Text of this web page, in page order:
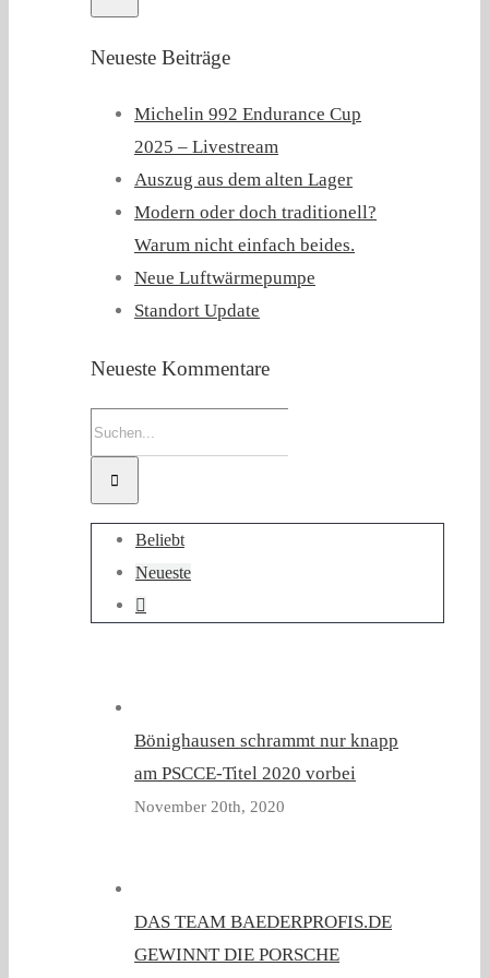
Neueste Beiträge
Michelin 992 Endurance Cup
2025 – Livestream
Auszug aus dem alten Lager
Modern oder doch traditionell?
Warum nicht einfach beides.
Neue Luftwärmepumpe
Standort Update
Neueste Kommentare
Suche
nach:
Beliebt
Neueste
Bönighausen schrammt nur knapp
am PSCCE-Titel 2020 vorbei
November 20th, 2020
DAS TEAM BAEDERPROFIS.DE
GEWINNT DIE PORSCHE